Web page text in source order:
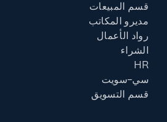
قسم المبيعات
مديرو المكاتب
رواد الأعمال
الشراء
HR
سي-سويت
قسم التسويق